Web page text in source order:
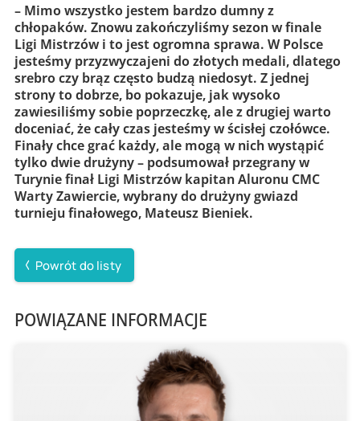
– Mimo wszystko jestem bardzo dumny z
chłopaków. Znowu zakończyliśmy sezon w finale
Ligi Mistrzów i to jest ogromna sprawa. W Polsce
jesteśmy przyzwyczajeni do złotych medali, dlatego
srebro czy brąz często budzą niedosyt. Z jednej
strony to dobrze, bo pokazuje, jak wysoko
zawiesiliśmy sobie poprzeczkę, ale z drugiej warto
doceniać, że cały czas jesteśmy w ścisłej czołówce.
Finały chce grać każdy, ale mogą w nich wystąpić
tylko dwie drużyny – podsumował przegrany w
Turynie finał Ligi Mistrzów kapitan Aluronu CMC
Warty Zawiercie, wybrany do drużyny gwiazd
turnieju finałowego, Mateusz Bieniek.
Powrót do listy
POWIĄZANE INFORMACJE